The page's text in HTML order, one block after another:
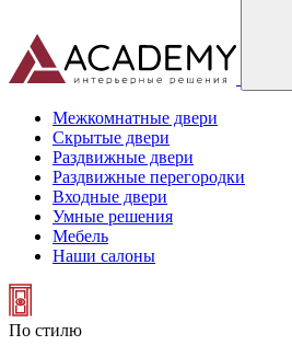
Межкомнатные двери
Скрытые двери
Раздвижные двери
Раздвижные перегородки
Входные двери
Умные решения
Мебель
Наши салоны
По стилю